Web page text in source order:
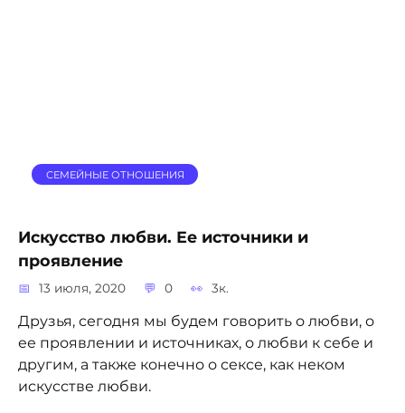
СЕМЕЙНЫЕ ОТНОШЕНИЯ
Искусство любви. Ее источники и
проявление
13 июля, 2020 0 3к.
Друзья, сегодня мы будем говорить о любви, о
ее проявлении и источниках, о любви к себе и
другим, а также конечно о сексе, как неком
искусстве любви.